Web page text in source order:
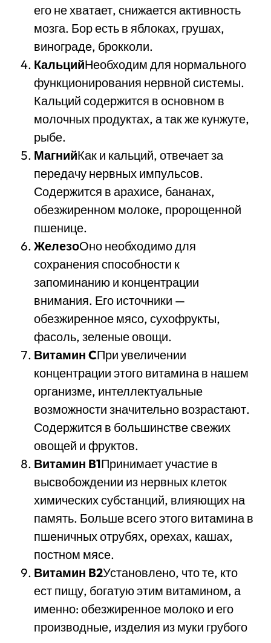
его не хватает, снижается активность
мозга. Бор есть в яблоках, грушах,
винограде, брокколи.
КальцийНеобходим для нормального
функционирования нервной системы.
Кальций содержится в основном в
молочных продуктах, а так же кунжуте,
рыбе.
МагнийКак и кальций, отвечает за
передачу нервных импульсов.
Содержится в арахисе, бананах,
обезжиренном молоке, пророщенной
пшенице.
ЖелезоОно необходимо для
сохранения способности к
запоминанию и концентрации
внимания. Его источники —
обезжиренное мясо, сухофрукты,
фасоль, зеленые овощи.
Витамин CПри увеличении
концентрации этого витамина в нашем
организме, интеллектуальные
возможности значительно возрастают.
Содержится в большинстве свежих
овощей и фруктов.
Витамин B1Принимает участие в
высвобождении из нервных клеток
химических субстанций, влияющих на
память. Больше всего этого витамина в
пшеничных отрубях, орехах, кашах,
постном мясе.
Витамин B2Установлено, что те, кто
ест пищу, богатую этим витамином, а
именно: обезжиренное молоко и его
производные, изделия из муки грубого